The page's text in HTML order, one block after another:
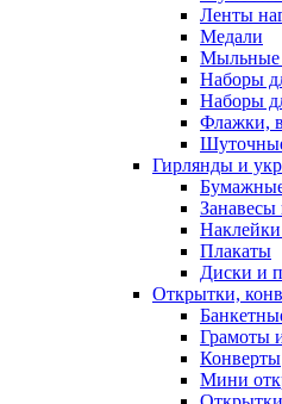
Ленты
Медали
Мыльные
Наборы
Наборы
Флажки,
Гирлянды и
Плакаты
Диски и
Открытки,
Грамоты
Конверты
Мини